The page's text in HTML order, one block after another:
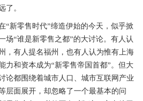
了。
“新零售时代”缔造伊始的今天，似乎掀
场“谁是新零售之都”的大讨论。有人认
，有人提名福州，也有人认为惟有上海
力和资本成为“新零售帝国首都”。但大
论都围绕着城市人口、城市互联网产业
层面展开，却忽略了一个最基本的问